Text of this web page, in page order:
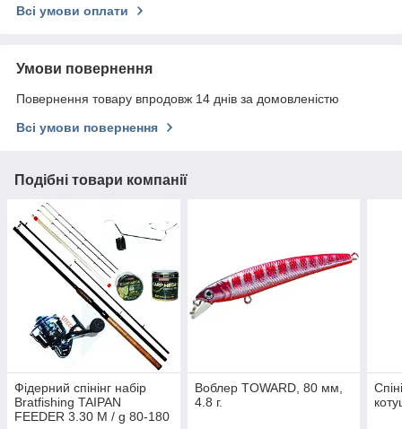
Всі умови оплати
Умови повернення
Повернення товару впродовж 14 днів за домовленістю
Всі умови повернення
Подібні товари компанії
Фідерний спінінг набір
Bratfishing TAIPAN
FEEDER 3.30 M / g 80-180
Воблер TOWARD, 80 мм,
4.8 г.